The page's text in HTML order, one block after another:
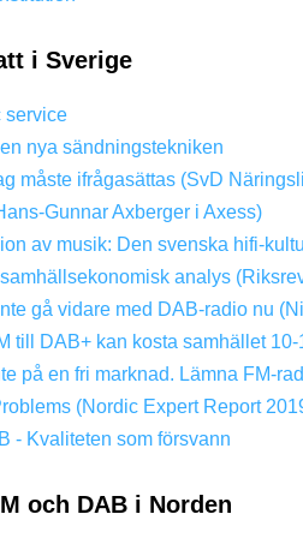
i Sverige
service
nya sändningstekniken
måste ifrågasättas (SvD
Gunnar Axberger i Axess)
av musik: Den svenska hifi-
analys
gå vidare med DAB-radio nu
till DAB+ kan kosta samhället
på en fri marknad. Lämna FM-
(Nordic Expert Report
- Kvaliteten som försvann
och DAB i Norden